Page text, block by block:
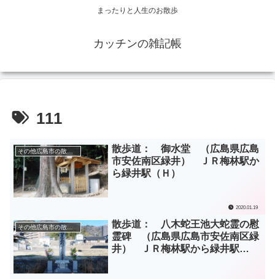
まったりと人生のお散歩
カッチンの雑記帳
111
その他広島市の散歩道
散歩道： 御水堂 （広島県広島
市安佐南区緑井） ＪＲ梅林駅か
ら緑井駅（Ｈ）
2020.01.19
その他広島市の散歩道
散歩道： 八木蛇王池大蛇霊の慰
霊碑 （広島県広島市安佐南区緑
井） ＪＲ梅林駅から緑井駅